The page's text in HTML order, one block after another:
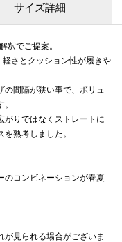
サイズ詳細
釈でご提案。
さとクッション性が履きや
の間隔が狭い事で、ボリュ
がりではなくストレートに
熟考しました。
のコンビネーションが春夏
見られる場合がございま